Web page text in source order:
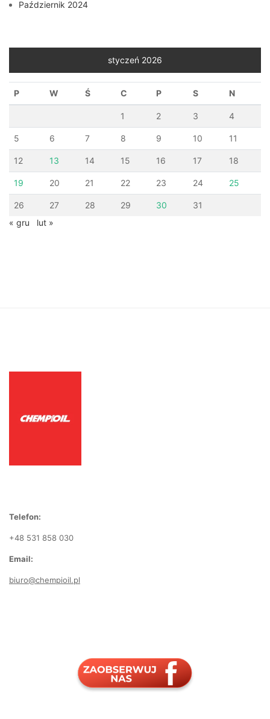
Październik 2024
styczeń 2026
P W Ś C P S N
1 2 3 4
5 6 7 8 9 10 11
12 13 14 15 16 17 18
19 20 21 22 23 24 25
26 27 28 29 30
31
« gru
lut »
Telefon:
+48 531 858 030
Email:
biuro@chempioil.pl